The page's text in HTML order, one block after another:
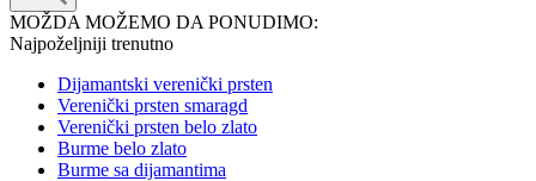
MOŽDA MOŽEMO DA PONUDIMO:
Najpoželjniji trenutno
Dijamantski verenički prsten
Verenički prsten smaragd
Verenički prsten belo zlato
Burme belo zlato
Burme sa dijamantima